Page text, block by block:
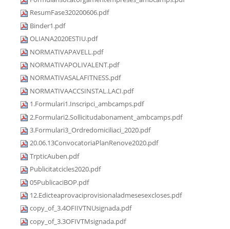
ResumFase320200606.pdf
Binder1.pdf
OLIANA2020ESTIU.pdf
NORMATIVAPAVELL.pdf
NORMATIVAPOLIVALENT.pdf
NORMATIVASALAFITNESS.pdf
NORMATIVAACCSINSTAL.LACI.pdf
1.Formulari1.Inscripci_ambcamps.pdf
2.Formulari2.Sollicitudabonament_ambcamps.pdf
3.Formulari3_Ordredomiciliaci_2020.pdf
20.06.13ConvocatoriaPlanRenove2020.pdf
TrpticAuben.pdf
Publicitatcicles2020.pdf
05PublicaciBOP.pdf
12.Edicteaprovaciprovisionaladmesesexcloses.pdf
copy_of_3.4OFIIVTNUsignada.pdf
copy_of_3.3OFIVTMsignada.pdf